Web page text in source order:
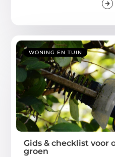
WONING EN TUIN
Gids & checklist voor
groen